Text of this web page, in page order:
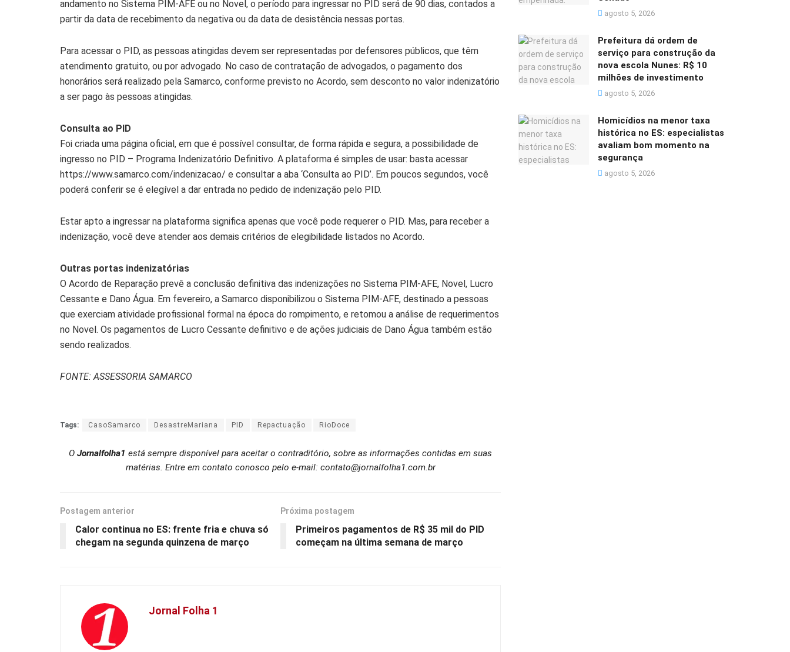
andamento no Sistema PIM-AFE ou no Novel, o período para ingressar no PID será de 90 dias, contados a
partir da data de recebimento da negativa ou da data de desistência nessas portas.
Para acessar o PID, as pessoas atingidas devem ser representadas por defensores públicos, que têm
atendimento gratuito, ou por advogado. No caso de contratação de advogados, o pagamento dos
honorários será realizado pela Samarco, conforme previsto no Acordo, sem desconto no valor indenizatório
a ser pago às pessoas atingidas.
Consulta ao PID
Foi criada uma página oficial, em que é possível consultar, de forma rápida e segura, a possibilidade de
ingresso no PID – Programa Indenizatório Definitivo. A plataforma é simples de usar: basta acessar
https://www.samarco.com/indenizacao/ e consultar a aba ‘Consulta ao PID’. Em poucos segundos, você
poderá conferir se é elegível a dar entrada no pedido de indenização pelo PID.
Estar apto a ingressar na plataforma significa apenas que você pode requerer o PID. Mas, para receber a
indenização, você deve atender aos demais critérios de elegibilidade listados no Acordo.
Outras portas indenizatórias
O Acordo de Reparação prevê a conclusão definitiva das indenizações no Sistema PIM-AFE, Novel, Lucro
Cessante e Dano Água. Em fevereiro, a Samarco disponibilizou o Sistema PIM-AFE, destinado a pessoas
que exerciam atividade profissional formal na época do rompimento, e retomou a análise de requerimentos
no Novel. Os pagamentos de Lucro Cessante definitivo e de ações judiciais de Dano Água também estão
sendo realizados.
FONTE: ASSESSORIA SAMARCO
Tags: CasoSamarco DesastreMariana PID Repactuação RioDoce
O Jornalfolha1 está sempre disponível para aceitar o contraditório, sobre as informações contidas em suas
matérias. Entre em contato conosco pelo e-mail: contato@jornalfolha1.com.br
Postagem anterior
Calor continua no ES: frente fria e chuva só
chegam na segunda quinzena de março
Próxima postagem
Primeiros pagamentos de R$ 35 mil do PID
começam na última semana de março
Jornal Folha 1
agosto 5, 2026
Prefeitura dá ordem de
serviço para construção da
nova escola Nunes: R$ 10
milhões de investimento
agosto 5, 2026
Homicídios na menor taxa
histórica no ES: especialistas
avaliam bom momento na
segurança
agosto 5, 2026